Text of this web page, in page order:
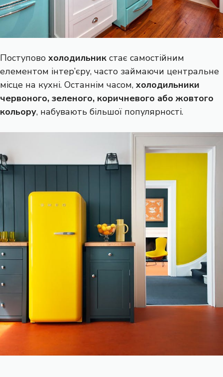
Поступово холодильник стає самостійним
елементом інтер’єру, часто займаючи центральне
місце на кухні. Останнім часом, холодильники
червоного, зеленого, коричневого або жовтого
кольору, набувають більшої популярності.